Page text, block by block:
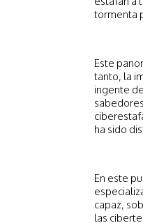
tormenta
Este
tanto, la
ingente
ha sido
En este
capaz,
las